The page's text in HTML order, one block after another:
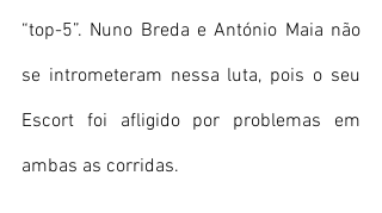
“top-5”. Nuno Breda e António Maia não
se intrometeram nessa luta, pois o seu
Escort foi afligido por problemas em
ambas as corridas.